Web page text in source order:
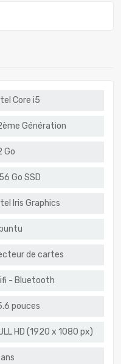
Core i5
Génération
Go
Go SSD
Iris Graphics
de cartes
- Bluetooth
pouces
HD (1920 x 1080 px)